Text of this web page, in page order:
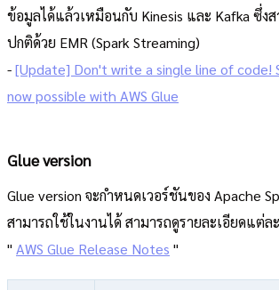
ข้อมูลได้แล้วเหมือนกับ Kinesis และ Kafka ซึ่งส
ปกติด้วย EMR (Spark Streaming)
-[Update] Don't write a single line of code!
now possible with AWS Glue
Glue version
Glue version จะกำหนดเวอร์ชันของ Apache
สามารถใช้ในงานได้ สามารถดูรายละเอียดแต่ล
" AWS Glue Release Notes "